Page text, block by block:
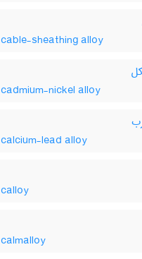
cable-sheathing alloy
cadmium-nickel alloy
calcium-lead alloy
calloy
calmalloy